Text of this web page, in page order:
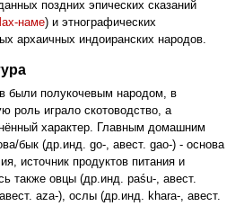
поздних эпических сказаний
наме) и этнографических
архаичных индоиранских народов.
были полукочевым народом, в
роль играло скотоводство, а
характер. Главным домашним
бык (др.инд. go-, авест. gao-) - основа
источник продуктов питания и
также овцы (др.инд. paśu-, авест.
aza-), ослы (др.инд. khara-, авест.